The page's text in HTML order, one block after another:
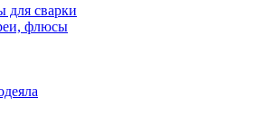
для сварки
флюсы